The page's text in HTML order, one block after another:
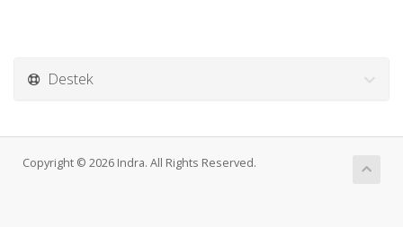
Destek
Copyright © 2026 Indra. All Rights Reserved.